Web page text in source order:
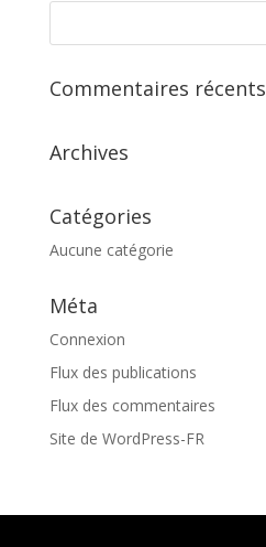
Commentaires récents
Archives
Catégories
Aucune catégorie
Méta
Connexion
Flux des publications
Flux des commentaires
Site de WordPress-FR